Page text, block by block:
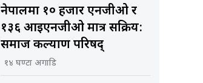
नेपालमा १० हजार एनजीओ र
१३६ आइएनजीओ मात्र सक्रिय:
समाज कल्याण परिषद्
१४ घण्टा अगाडि